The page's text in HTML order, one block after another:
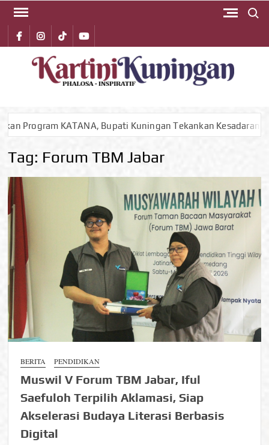
Skip
content
Facebookinstagram
Tiktokyoutube
Bupati Kuningan Tekankan Kesadaran Warga Kunci
Tag: Forum TBM Jabar
BERITA PENDIDIKAN
Muswil V Forum TBM Jabar, Iful
Saefuloh Terpilih Aklamasi, Siap
Akselerasi Budaya Literasi Berbasis
Digital